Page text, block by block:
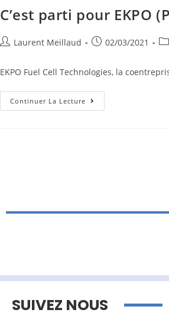
C’est parti pour EKPO
Laurent Meillaud 02/03/2021
EKPO Fuel Cell Technologies, la
Continuer La Lecture
SUIVEZ NOUS